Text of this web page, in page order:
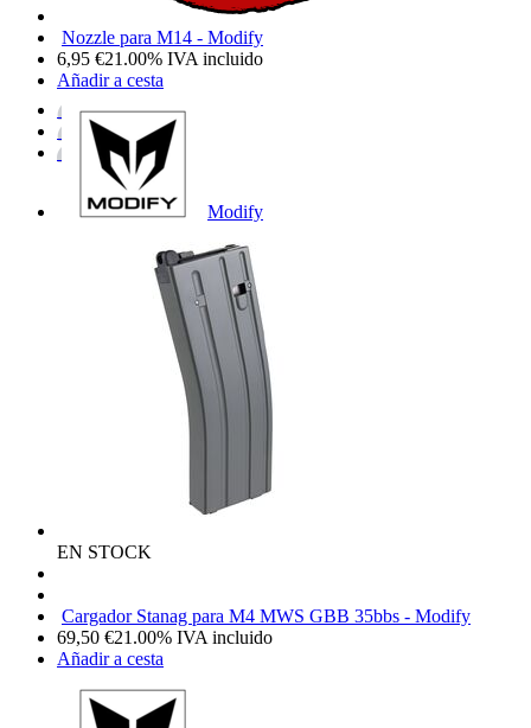
Nozzle para M14 - Modify
6,95 €21.00% IVA incluido
Añadir a cesta
Modify
EN STOCK
Cargador Stanag para M4 MWS GBB 35bbs - Modify
69,50 €21.00% IVA incluido
Añadir a cesta